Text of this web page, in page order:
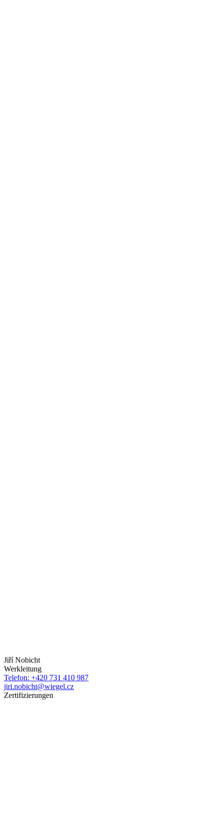
Jiří Nobicht
Werkleitung
Telefon: +420 731 410 987
jiri.nobicht@wiegel.cz
Zertifizierungen